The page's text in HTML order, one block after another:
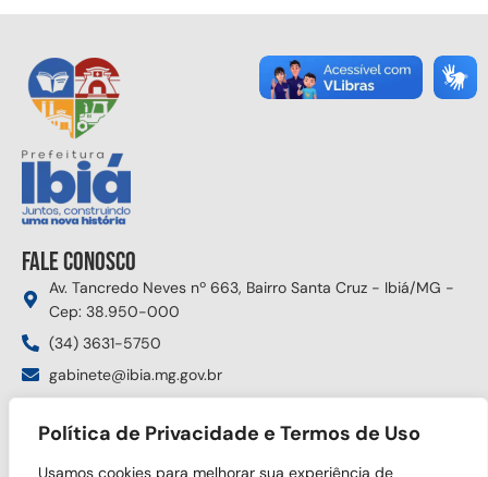
Política de Privacidade e Termos de Uso
Usamos cookies para melhorar sua experiência de
Fale conosco
Av. Tancredo Neves nº 663, Bairro Santa Cruz - Ibiá/MG -
Cep: 38.950-000
(34) 3631-5750
gabinete@ibia.mg.gov.br